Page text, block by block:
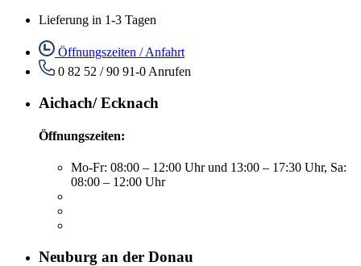
Lieferung in 1-3 Tagen
Öffnungszeiten / Anfahrt
0 82 52 / 90 91-0 Anrufen
Aichach/ Ecknach
Öffnungszeiten:
Mo-Fr: 08:00 – 12:00 Uhr und 13:00 – 17:30 Uhr, Sa:
08:00 – 12:00 Uhr
Neuburg an der Donau